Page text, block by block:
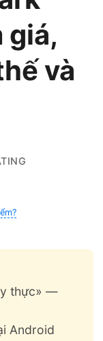
giá,
và
thực» —
Android